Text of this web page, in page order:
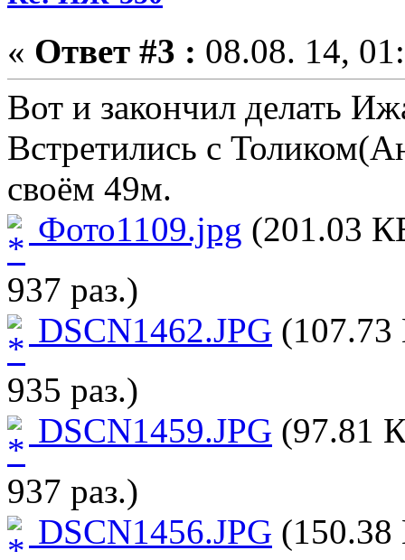
« Ответ #3 : 08.08. 14,
Вот и закончил делать
Встретились с
своём 49м.
Фото1109.jpg (201.03
937 раз.)
DSCN1462.JPG (107.73
935 раз.)
DSCN1459.JPG (97.81
937 раз.)
DSCN1456.JPG (150.38